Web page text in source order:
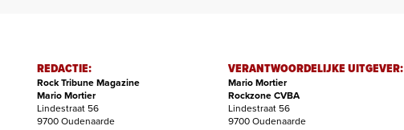
REDACTIE:
Rock Tribune Magazine
Mario Mortier
Lindestraat 56
9700 Oudenaarde
VERANTWOORDELIJKE UITGEVER:
Mario Mortier
Rockzone CVBA
Lindestraat 56
9700 Oudenaarde